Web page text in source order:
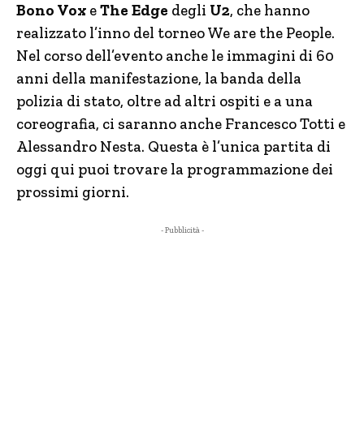
Bono Vox eThe Edge degli U2, che hanno
realizzato l’inno del torneo We are the People.
Nel corso dell’evento anche le immagini di 60
anni della manifestazione, la banda della
polizia di stato, oltre ad altri ospiti e a una
coreografia, ci saranno anche Francesco Totti e
Alessandro Nesta. Questa è l’unica partita di
oggi qui puoi trovare la programmazione dei
prossimi giorni.
- Pubblicità -